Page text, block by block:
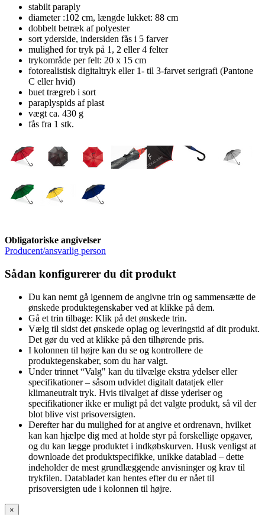
stabilt paraply
diameter :102 cm, længde lukket: 88 cm
dobbelt betræk af polyester
sort yderside, indersiden fås i 5 farver
mulighed for tryk på 1, 2 eller 4 felter
trykområde per felt: 20 x 15 cm
fotorealistisk digitaltryk eller 1- til 3-farvet serigrafi (Pantone
C eller hvid)
buet trægreb i sort
paraplyspids af plast
vægt ca. 430 g
fås fra 1 stk.
Obligatoriske angivelser
Producent/ansvarlig person
Sådan konfigurerer du dit produkt
Du kan nemt gå igennem de angivne trin og sammensætte de
ønskede produktegenskaber ved at klikke på dem.
Gå et trin tilbage: Klik på det ønskede trin.
Vælg til sidst det ønskede oplag og leveringstid af dit produkt.
Det gør du ved at klikke på den tilhørende pris.
I kolonnen til højre kan du se og kontrollere de
produktegenskaber, som du har valgt.
Under trinnet “Valg" kan du tilvælge ekstra ydelser eller
specifikationer – såsom udvidet digitalt datatjek eller
klimaneutralt tryk. Hvis tilvalget af disse yderlser og
specifikationer ikke er muligt på det valgte produkt, så vil der
blot blive vist prisoversigten.
Derefter har du mulighed for at angive et ordrenavn, hvilket
kan kan hjælpe dig med at holde styr på forskellige opgaver,
og du kan lægge produktet i indkøbskurven. Husk venligst at
downloade det produktspecifikke, unikke datablad – dette
indeholder de mest grundlæggende anvisninger og krav til
trykfilen. Databladet kan hentes efter du er nået til
prisoversigten ude i kolonnen til højre.
×